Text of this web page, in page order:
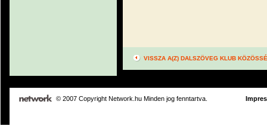
VISSZA A(Z) DALSZÖVEG KLUB
© 2007 Copyright Network.hu Minden jog fenntartva.